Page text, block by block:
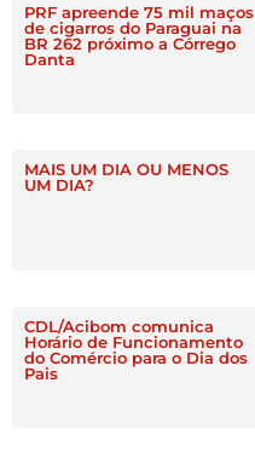
PRF apreende 75 mil maços
de cigarros do Paraguai na
BR 262 próximo a Córrego
Danta
MAIS UM DIA OU MENOS
UM DIA?
CDL/Acibom comunica
Horário de Funcionamento
do Comércio para o Dia dos
Pais